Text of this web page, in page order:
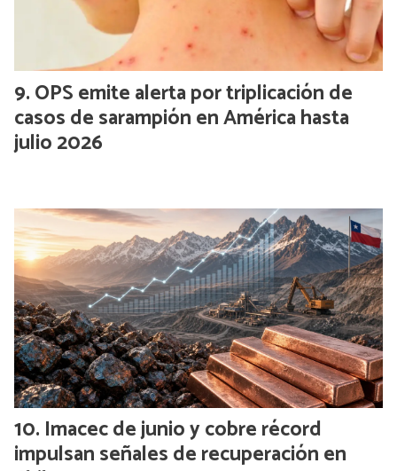
OPS emite alerta por triplicación de
casos de sarampión en América hasta
julio 2026
Imacec de junio y cobre récord
impulsan señales de recuperación en